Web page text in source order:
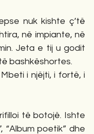
nuk kishte ç’të
në impiante, në
Jeta e tij u godit
bashkëshortes.
i njëjti, i fortë, i
të botojë. Ishte
“Album poetik” dhe